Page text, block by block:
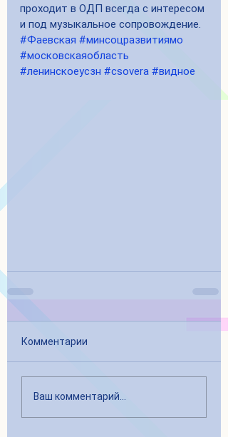
проходит в ОДП всегда с интересом
и под музыкальное сопровождение.
#Фаевская #минсоцразвитиямо
#московскаяобласть
#ленинскоеусзн #csovera #видное
Комментарии
Ваш комментарий...